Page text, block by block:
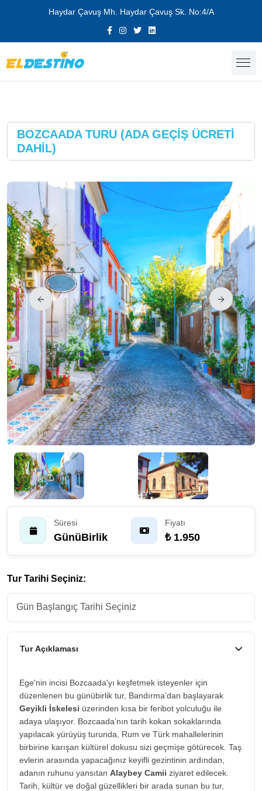
Haydar Çavuş Mh. Haydar Çavuş Sk. No:4/A
BOZCAADA TURU (ADA GEÇİŞ ÜCRETİ
DAHİL)
Süresi
GünüBirlik
Fiyatı
₺ 1.950
Tur Tarihi Seçiniz:
Tur Açıklaması
Ege'nin incisi Bozcaada'yı keşfetmek isteyenler için
düzenlenen bu günübirlik tur, Bandırma’dan başlayarak
Geyikli İskelesi üzerinden kısa bir feribot yolculuğu ile
adaya ulaşıyor. Bozcaada’nın tarih kokan sokaklarında
yapılacak yürüyüş turunda, Rum ve Türk mahallelerinin
birbirine karışan kültürel dokusu sizi geçmişe götürecek. Taş
evlerin arasında yapacağınız keyifli gezintinin ardından,
adanın ruhunu yansıtan Alaybey Camii ziyaret edilecek.
Tarih, kültür ve doğal güzellikleri bir arada sunan bu tur,